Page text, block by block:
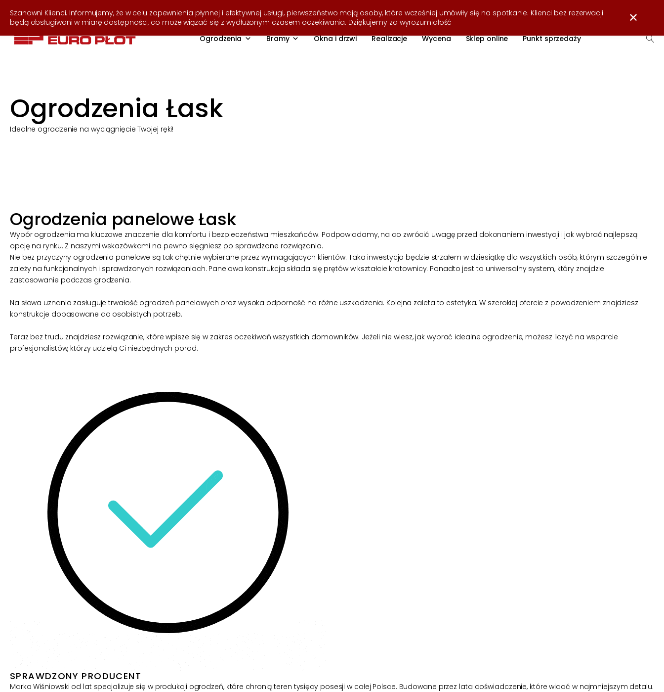
537 255 050 Strefa wiedzy O firmie Współpraca Kontakt
Ogrodzenia Bramy Okna i drzwi Realizacje Wycena Sklep online Punkt sprzedaży
Ogrodzenia Łask
Idealne ogrodzenie na wyciągnięcie Twojej ręki!
Ogrodzenia panelowe Łask
Wybór ogrodzenia ma kluczowe znaczenie dla komfortu i bezpieczeństwa mieszkańców. Podpowiadamy, na co zwrócić uwagę przed dokonaniem inwestycji i jak wybrać najlepszą
opcję na rynku. Z naszymi wskazówkami na pewno sięgniesz po sprawdzone rozwiązania.
Nie bez przyczyny ogrodzenia panelowe są tak chętnie wybierane przez wymagających klientów. Taka inwestycja będzie strzałem w dziesiątkę dla wszystkich osób, którym szczególnie
zależy na funkcjonalnych i sprawdzonych rozwiązaniach. Panelowa konstrukcja składa się prętów w kształcie kratownicy. Ponadto jest to uniwersalny system, który znajdzie
zastosowanie podczas grodzenia.
Na słowa uznania zasługuje trwałość ogrodzeń panelowych oraz wysoka odporność na różne uszkodzenia. Kolejna zaleta to estetyka. W szerokiej ofercie z powodzeniem znajdziesz
konstrukcje dopasowane do osobistych potrzeb.
Teraz bez trudu znajdziesz rozwiązanie, które wpisze się w zakres oczekiwań wszystkich domowników. Jeżeli nie wiesz, jak wybrać idealne ogrodzenie, możesz liczyć na wsparcie
profesjonalistów, którzy udzielą Ci niezbędnych porad.
SPRAWDZONY PRODUCENT
Marka Wiśniowski od lat specjalizuje się w produkcji ogrodzeń, które chronią teren tysięcy posesji w całej Polsce. Budowane przez lata doświadczenie, które widać w najmniejszym detalu.
Szanowni Klienci. Informujemy, że w celu zapewnienia płynnej i efektywnej usługi, pierwszeństwo mają osoby, które wcześniej umówiły się na spotkanie. Klienci bez rezerwacji
będą obsługiwani w miarę dostępności, co może wiązać się z wydłużonym czasem oczekiwania. Dziękujemy za wyrozumiałość
✕